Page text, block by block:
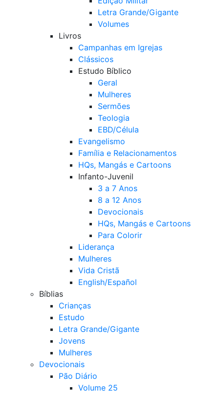
Letra Grande/Gigante
Volumes
Livros
Campanhas em Igrejas
Clássicos
Estudo Bíblico
Geral
Mulheres
Sermões
Teologia
EBD/Célula
Evangelismo
Família e Relacionamentos
HQs, Mangás e Cartoons
Infanto-Juvenil
3 a 7 Anos
8 a 12 Anos
Devocionais
HQs, Mangás e Cartoons
Para Colorir
Liderança
Mulheres
Vida Cristã
English/Español
Bíblias
Crianças
Estudo
Letra Grande/Gigante
Jovens
Mulheres
Devocionais
Pão Diário
Volume 25